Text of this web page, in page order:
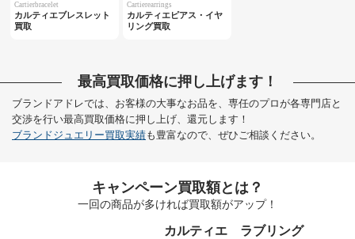
Cartierbracelet
カルティエブレスレット
買取
Cartierearrings
カルティエピアス・イヤ
リング買取
最高買取価格に押し上げます！
ブランドアドレでは、お客様の大事なお品を、専任のプロが各専門店と
交渉を行い最高買取価格に押し上げ、還元します！
ブランドジュエリー買取実績も豊富なので、ぜひご相談ください。
キャンペーン買取額とは？
一回の商品が多ければ買取額がアップ！
カルティエ ラブリング